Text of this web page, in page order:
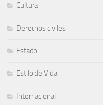
Cultura
Derechos civiles
Estado
Estilo de Vida
Internacional